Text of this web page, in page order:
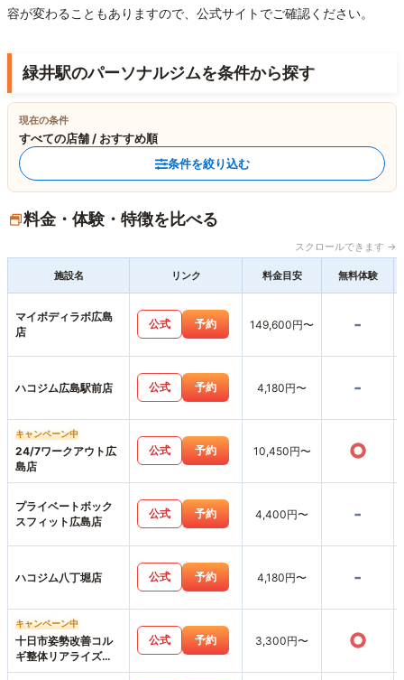
容が変わることもありますので、公式サイトでご確認ください。
緑井駅のパーソナルジムを条件から探す
現在の条件
すべての店舗 / おすすめ順
条件を絞り込む
料金・体験・特徴を比べる
スクロールできます →
施設名 リンク 料金目安 無料体験
マイボディラボ広島
店
公式 予約 149,600円〜 -
ハコジム広島駅前店 公式 予約 4,180円〜 -
キャンペーン中
24/7ワークアウト広
島店
公式 予約 10,450円〜 ○
プライベートボック
スフィット広島店
公式 予約 4,400円〜 -
ハコジム八丁堀店 公式 予約 4,180円〜 -
キャンペーン中
十日市姿勢改善コル
ギ整体リアライズ
【パーソナルジムリ
公式 予約 3,300円〜 ○